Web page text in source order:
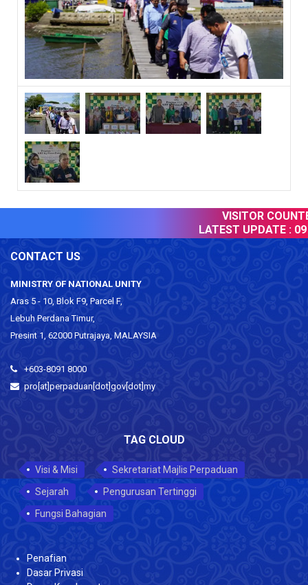
VISITOR
LATEST UPDATE : 09
CONTACT US
MINISTRY OF NATIONAL UNITY
Aras 5 - 10, Blok F9, Parcel F,
Lebuh Perdana Timur,
Presint 1, 62000 Putrajaya, MALAYSIA
+603-8091 8000
pro[at]perpaduan[dot]gov[dot]my
TAG CLOUD
Visi & Misi
Sekretariat Majlis Perpaduan
Sejarah
Pengurusan Tertinggi
Fungsi Bahagian
Penafian
Dasar Privasi